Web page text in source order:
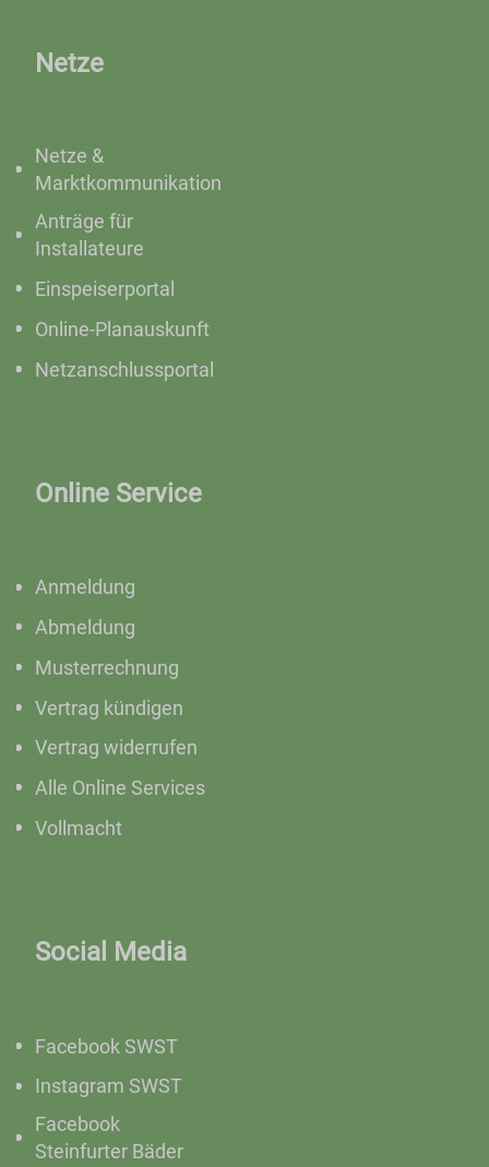
Netze
Netze &
Marktkommunikation
Anträge für
Installateure
Einspeiserportal
Online-Planauskunft
Netzanschlussportal
Online Service
Anmeldung
Abmeldung
Musterrechnung
Vertrag kündigen
Vertrag widerrufen
Alle Online Services
Vollmacht
Social Media
Facebook SWST
Instagram SWST
Facebook
Steinfurter Bäder